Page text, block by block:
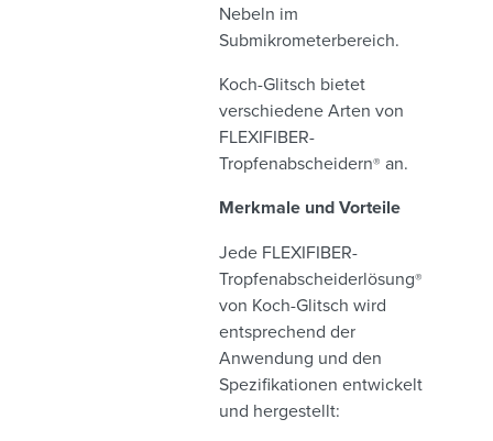
Nebeln im
Submikrometerbereich.
Koch-Glitsch bietet
verschiedene Arten von
FLEXIFIBER-
Tropfenabscheidern® an.
Merkmale und Vorteile
Jede FLEXIFIBER-
Tropfenabscheiderlösung®
von Koch-Glitsch wird
entsprechend der
Anwendung und den
Spezifikationen entwickelt
und hergestellt: